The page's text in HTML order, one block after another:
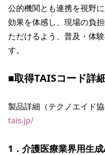
公的機関とも連携を視野
効果を体感し、現場の負
ただけるよう、普及・体
す。
■取得TAISコード詳
製品詳細（テクノエイド協
tais.jp/
1．介護医療業界用生